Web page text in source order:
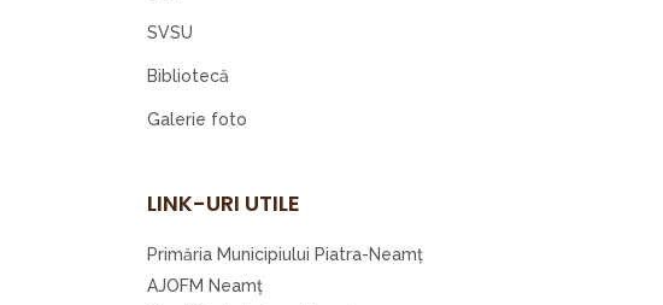
SVSU
Bibliotecă
Galerie foto
LINK-URI UTILE
Primăria Municipiului Piatra-Neamţ
AJOFM Neamţ